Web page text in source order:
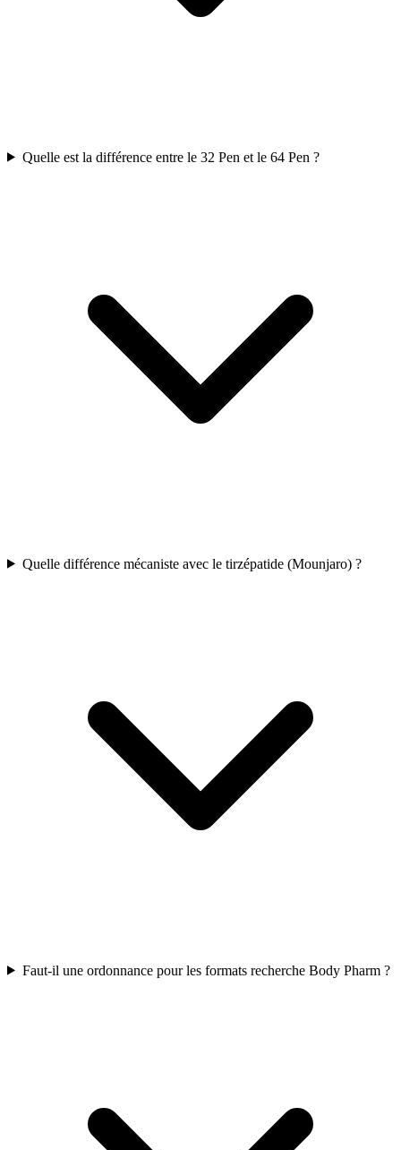
Quelle est la différence entre le 32 Pen et le 64 Pen ?
Quelle différence mécaniste avec le tirzépatide (Mounjaro) ?
Faut-il une ordonnance pour les formats recherche Body Pharm ?